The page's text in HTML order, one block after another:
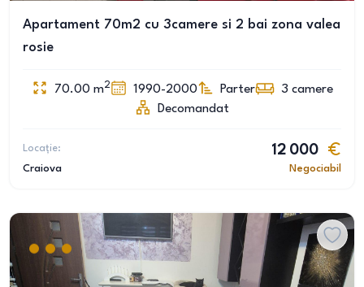
Apartament 70m2 cu 3camere si 2 bai zona valea
rosie
70.00 m2 1990-2000 Parter 3 camere
Decomandat
Locație:
Craiova
12 000
Negociabil